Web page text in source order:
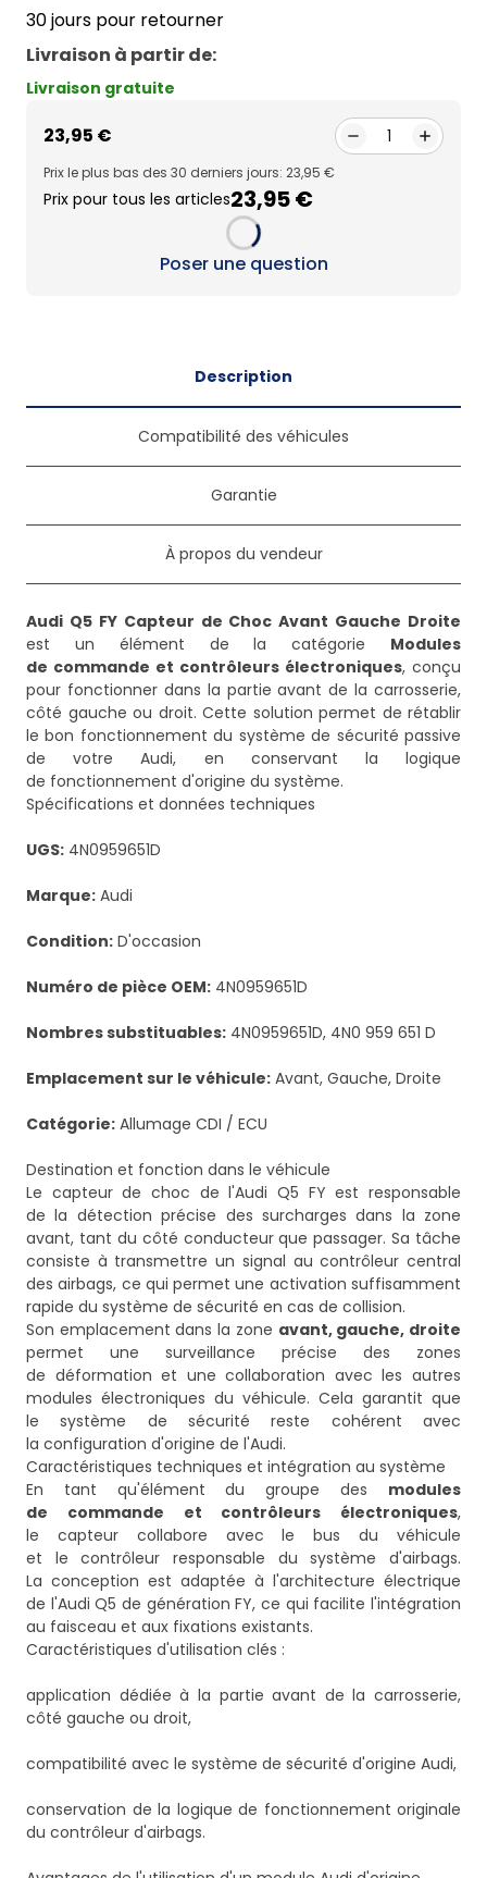
30 jours pour retourner
Livraison à partir de:
Livraison gratuite
23,95 € 1
Prix le plus bas des 30 derniers jours: 23,95 €
Prix pour tous les articles23,95 €
Loading...
Poser une question
Description
Compatibilité des véhicules
Garantie
À propos du vendeur
Audi Q5 FY Capteur de Choc Avant Gauche Droite
est un élément de la catégorie Modules
de commande et contrôleurs électroniques, conçu
pour fonctionner dans la partie avant de la carrosserie,
côté gauche ou droit. Cette solution permet de rétablir
le bon fonctionnement du système de sécurité passive
de votre Audi, en conservant la logique
de fonctionnement d'origine du système.
Spécifications et données techniques
UGS: 4N0959651D
Marque: Audi
Condition: D'occasion
Numéro de pièce OEM: 4N0959651D
Nombres substituables: 4N0959651D, 4N0 959 651 D
Emplacement sur le véhicule: Avant, Gauche, Droite
Catégorie: Allumage CDI / ECU
Destination et fonction dans le véhicule
Le capteur de choc de l'Audi Q5 FY est responsable
de la détection précise des surcharges dans la zone
avant, tant du côté conducteur que passager. Sa tâche
consiste à transmettre un signal au contrôleur central
des airbags, ce qui permet une activation suffisamment
rapide du système de sécurité en cas de collision.
Son emplacement dans la zone avant, gauche, droite
permet une surveillance précise des zones
de déformation et une collaboration avec les autres
modules électroniques du véhicule. Cela garantit que
le système de sécurité reste cohérent avec
la configuration d'origine de l'Audi.
Caractéristiques techniques et intégration au système
En tant qu'élément du groupe des modules
de commande et contrôleurs électroniques,
le capteur collabore avec le bus du véhicule
et le contrôleur responsable du système d'airbags.
La conception est adaptée à l'architecture électrique
de l'Audi Q5 de génération FY, ce qui facilite l'intégration
au faisceau et aux fixations existants.
Caractéristiques d'utilisation clés :
application dédiée à la partie avant de la carrosserie,
côté gauche ou droit,
compatibilité avec le système de sécurité d'origine Audi,
conservation de la logique de fonctionnement originale
du contrôleur d'airbags.